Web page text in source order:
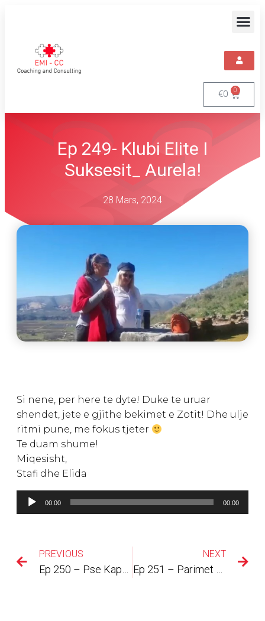
€0 0
Ep 249- Klubi Elite I
Suksesit_ Aurela!
28 Mars, 2024
Si nene, per here te dyte! Duke te uruar
shendet, jete e gjithe bekimet e Zotit! Dhe ulje
ritmi pune, me fokus tjeter
Te duam shume!
Miqesisht,
Stafi dhe Elida
Lojtës
Audiosh
00:00 00:00
PREVIOUS NEXT